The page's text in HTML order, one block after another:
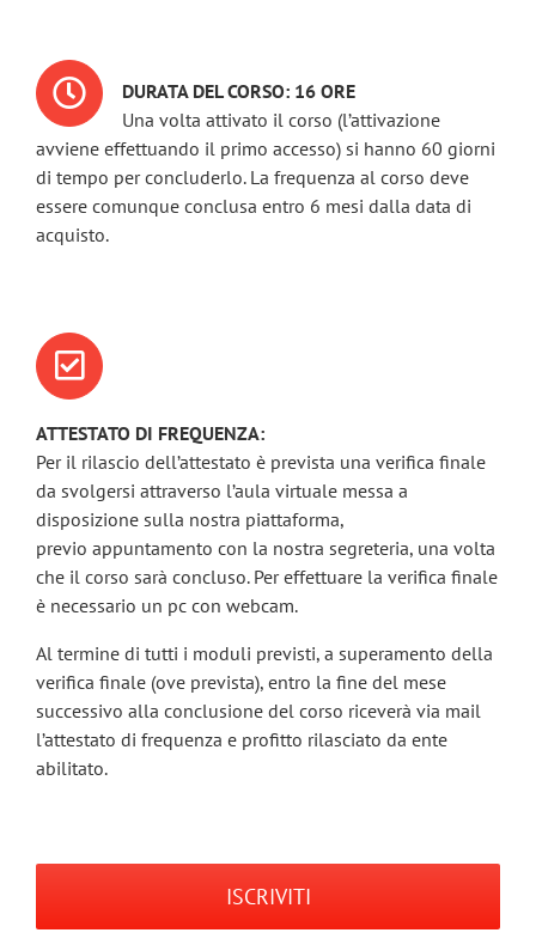
DURATA DEL CORSO: 16 ORE
Una volta attivato il corso (l’attivazione
avviene effettuando il primo accesso) si hanno 60 giorni
di tempo per concluderlo. La frequenza al corso deve
essere comunque conclusa entro 6 mesi dalla data di
acquisto.
ATTESTATO DI FREQUENZA:
Per il rilascio dell’attestato è prevista una verifica finale
da svolgersi attraverso l’aula virtuale messa a
disposizione sulla nostra piattaforma,
previo appuntamento con la nostra segreteria, una volta
che il corso sarà concluso. Per effettuare la verifica finale
è necessario un pc con webcam.
Al termine di tutti i moduli previsti, a superamento della
verifica finale (ove prevista), entro la fine del mese
successivo alla conclusione del corso riceverà via mail
l’attestato di frequenza e profitto rilasciato da ente
abilitato.
ISCRIVITI